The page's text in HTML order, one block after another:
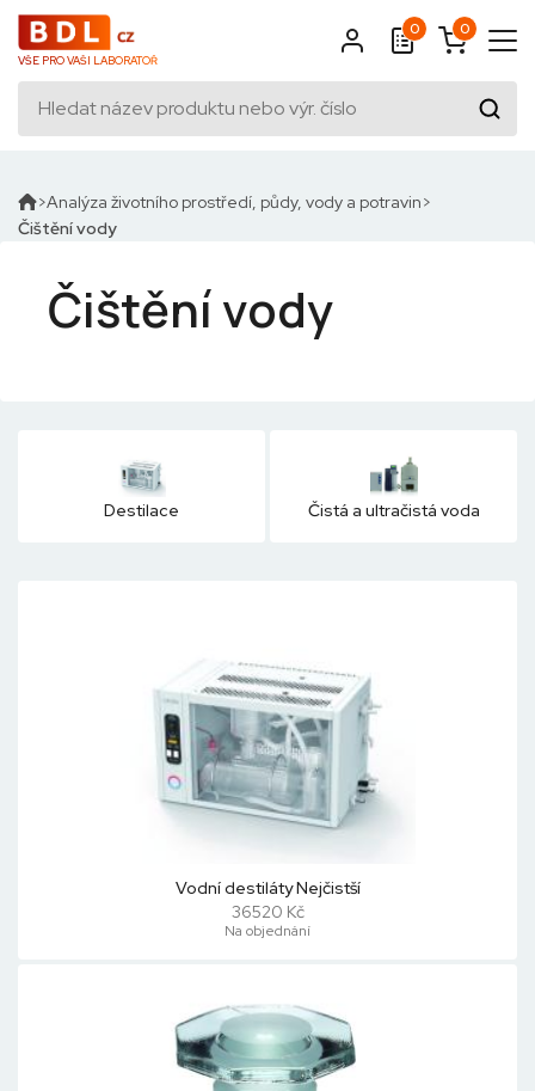
VŠE PRO VAŠI LABORATOŘ
0 0
Analýza životního prostředí, půdy, vody a potravin
Čištění vody
Čištění vody
Destilace Čistá a ultračistá voda
Vodní destiláty Nejčistší
36520 Kč
Na objednání